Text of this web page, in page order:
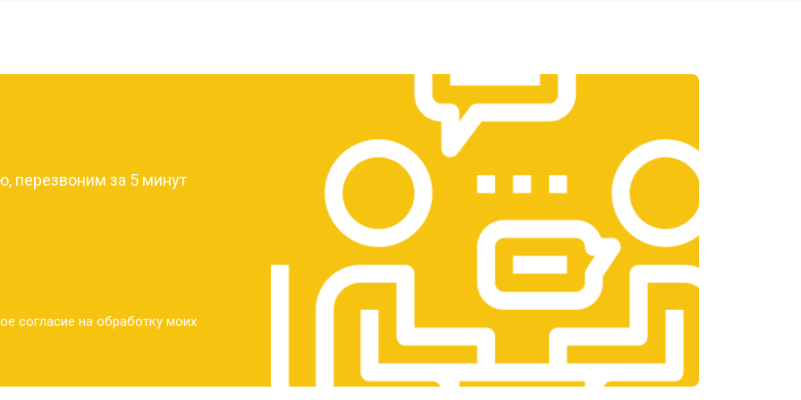
от 3300 ₽
от 1400 ₽ Заказать
от 2700 ₽ Заказать
от 950 ₽ Заказать
от 1750 ₽
перезвоним за 5 минут
согласие на обработку моих